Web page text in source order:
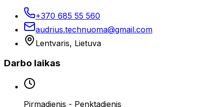
+370 685 55 560
audrius.technuoma@gmail.com
Lentvaris, Lietuva
Darbo laikas
Pirmadienis - Penktadienis